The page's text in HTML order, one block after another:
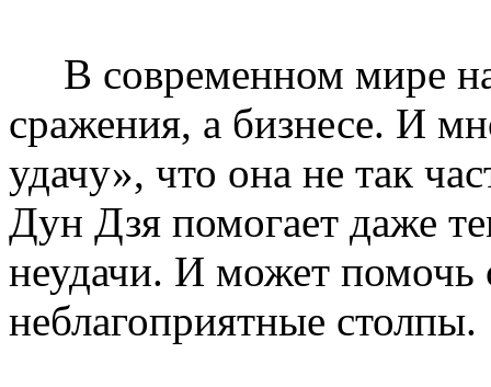
В современном мире
сражения, а бизнесе. И
удачу», что она не так
Дун Дзя помогает даже
неудачи. И может помочь
неблагоприятные столпы.